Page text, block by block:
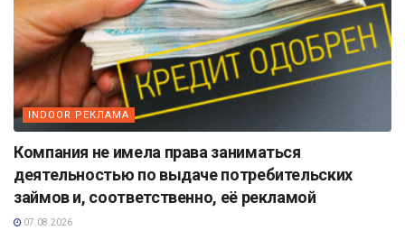
INDOOR РЕКЛАМА
Компания не имела права заниматься
деятельностью по выдаче потребительских
займов и, соответственно, её рекламой
07.08.2026